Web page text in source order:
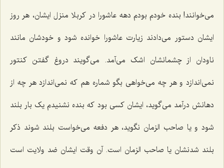
می‌خوانند! بنده خودم بودم دهه عاشورا در کربلا منزل ایشان، هر روز
ایشان دستور می‌دادند زیارت عاشورا خوانده شود و خودشان مانند
ناودان از چشمانشان اشک می‌آمد. می‌گویند دروغ گفتن کنتور
نمی‌اندازد و هر چه می‌خواهی بگو شماره هم که نمی‌اندازد هر چه از
دهانش درآمد می‌گوید، ایشان کسی بود که بنده نشنیدم یک بار بلند
شود و یا صاحب الزمان نگوید، هر دفعه می‌خواست بلند شوند ذکر
بلند شدنشان یا صاحب الزمان است. آن وقت ایشان ضد ولایت است